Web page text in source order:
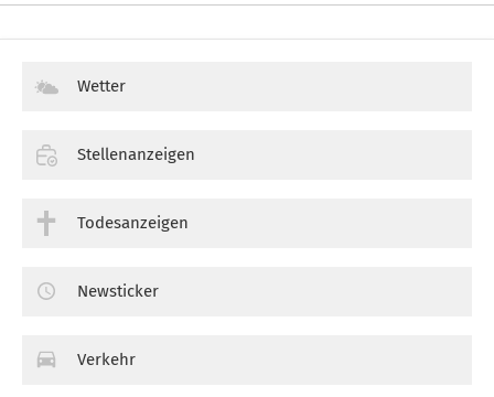
Wetter
Stellenanzeigen
Todesanzeigen
Newsticker
Verkehr